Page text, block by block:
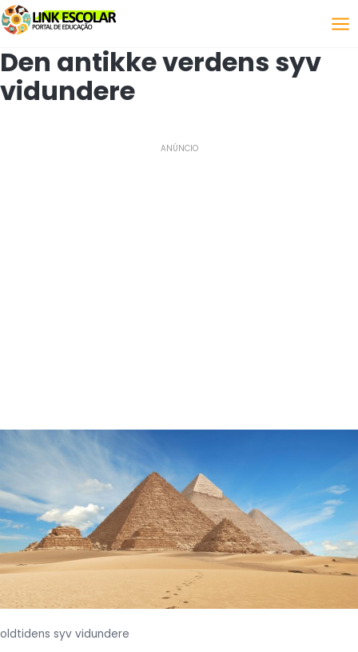
Link
Den antikke verdens syv
vidundere
ANÚNCIO
oldtidens syv vidundere